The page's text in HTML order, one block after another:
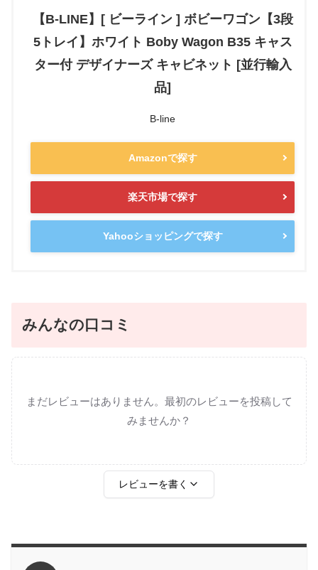
【B-LINE】[ ビーライン ] ボビーワゴン【3段
5トレイ】ホワイト Boby Wagon B35 キャス
ター付 デザイナーズ キャビネット [並行輸入
品]
B-line
Amazonで探す
楽天市場で探す
Yahooショッピングで探す
みんなの口コミ
まだレビューはありません。最初のレビューを投稿して
みませんか？
レビューを書く